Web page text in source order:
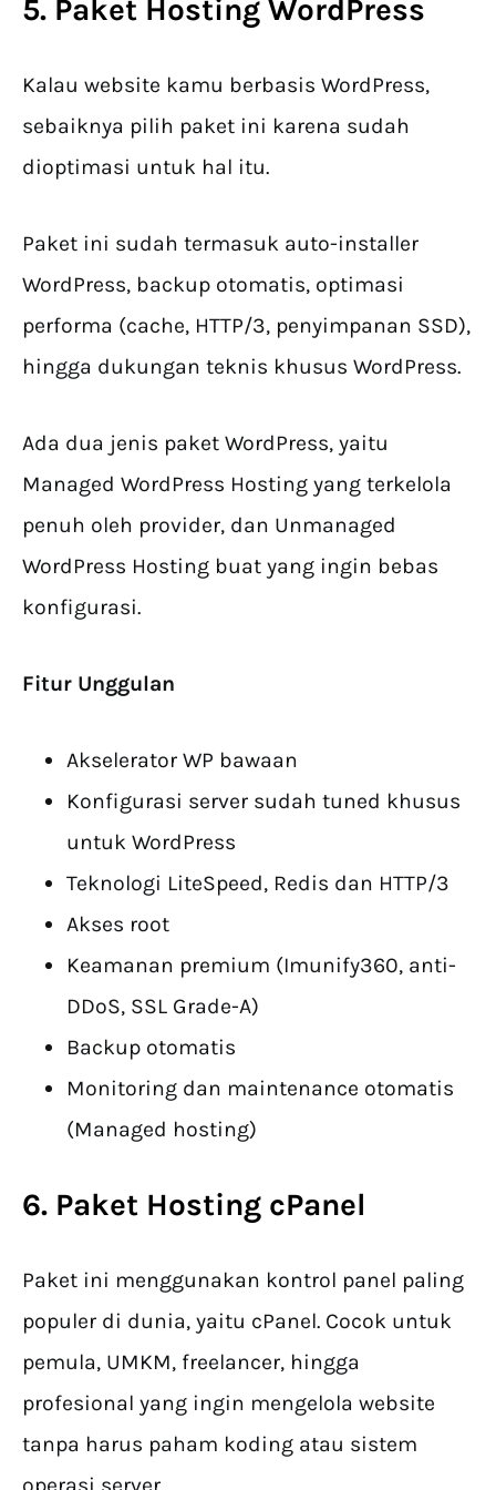
5. Paket Hosting WordPress
Kalau website kamu berbasis WordPress,
sebaiknya pilih paket ini karena sudah
dioptimasi untuk hal itu.
Paket ini sudah termasuk auto-installer
WordPress, backup otomatis, optimasi
performa (cache, HTTP/3, penyimpanan SSD),
hingga dukungan teknis khusus WordPress.
Ada dua jenis paket WordPress, yaitu
Managed WordPress Hosting yang terkelola
penuh oleh provider, dan Unmanaged
WordPress Hosting buat yang ingin bebas
konfigurasi.
Fitur Unggulan
Akselerator WP bawaan
Konfigurasi server sudah tuned khusus
untuk WordPress
Teknologi LiteSpeed, Redis dan HTTP/3
Akses root
Keamanan premium (Imunify360, anti-
DDoS, SSL Grade-A)
Backup otomatis
Monitoring dan maintenance otomatis
(Managed hosting)
6. Paket Hosting cPanel
Paket ini menggunakan kontrol panel paling
populer di dunia, yaitu cPanel. Cocok untuk
pemula, UMKM, freelancer, hingga
profesional yang ingin mengelola website
tanpa harus paham koding atau sistem